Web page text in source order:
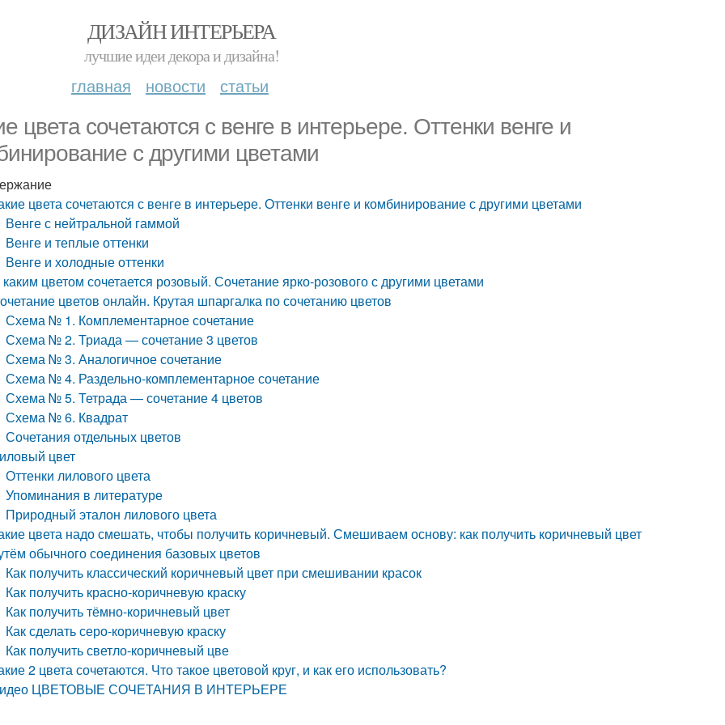
ДИЗАЙН ИНТЕРЬЕРА
лучшие идеи декора и дизайна!
главная новости статьи
цвета сочетаются с венге в интерьере. Оттенки венге и
с другими цветами
цвета сочетаются с венге в интерьере. Оттенки венге и комбинирование с другими цветами
Венге с нейтральной гаммой
Венге и теплые оттенки
Венге и холодные оттенки
цветом сочетается розовый. Сочетание ярко-розового с другими цветами
цветов онлайн. Крутая шпаргалка по сочетанию цветов
Схема № 1. Комплементарное сочетание
Схема № 2. Триада — сочетание 3 цветов
Схема № 3. Аналогичное сочетание
Схема № 4. Раздельно-комплементарное сочетание
Схема № 5. Тетрада — сочетание 4 цветов
Схема № 6. Квадрат
Сочетания отдельных цветов
цвет
Оттенки лилового цвета
Упоминания в литературе
Природный эталон лилового цвета
цвета надо смешать, чтобы получить коричневый. Смешиваем основу: как получить коричневый цвет
обычного соединения базовых цветов
Как получить классический коричневый цвет при смешивании красок
Как получить красно-коричневую краску
Как получить тёмно-коричневый цвет
Как сделать серо-коричневую краску
Как получить светло-коричневый цве
2 цвета сочетаются. Что такое цветовой круг, и как его использовать?
ЦВЕТОВЫЕ СОЧЕТАНИЯ В ИНТЕРЬЕРЕ